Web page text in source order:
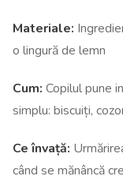
Materiale:
o lingură de lemn
Cum: Copilul pune
simplu: biscuiți,
Ce învață:
când se mănâncă